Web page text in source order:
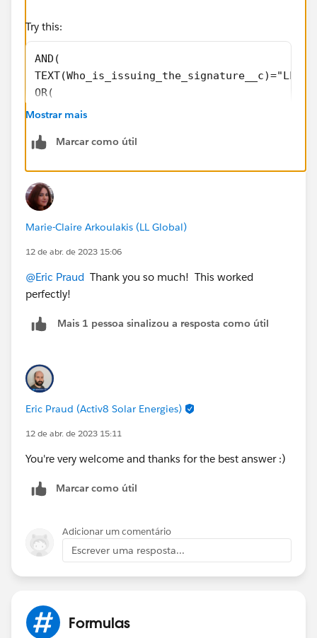
Try this:
AND(
TEXT(Who_is_issuing_the_signature__c)="LLG",
OR(
ISBLANK(TEXT(Who_should_sign_first__c)),
Mostrar mais
Marcar como útil
Marie-Claire Arkoulakis (LL Global)
12 de abr. de 2023 15:06
@Eric Praud Thank you so much! This worked
perfectly!
Mais 1 pessoa sinalizou a resposta como útil
Eric Praud (Activ8 Solar Energies)
12 de abr. de 2023 15:11
You're very welcome and thanks for the best answer :)
Marcar como útil
Adicionar um comentário
Escrever uma resposta...
Formulas